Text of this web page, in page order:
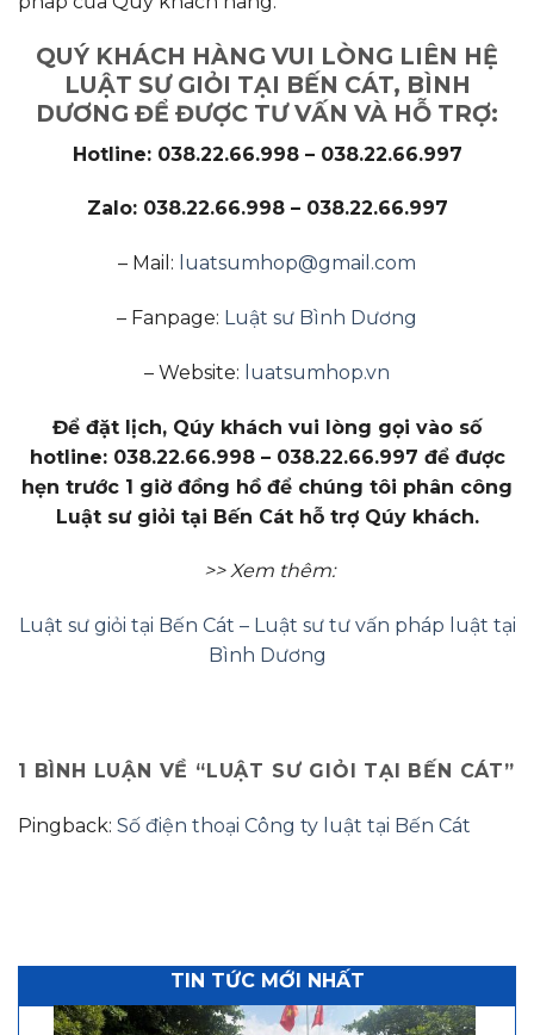
QUÝ KHÁCH HÀNG VUI LÒNG LIÊN HỆ
LUẬT SƯ GIỎI TẠI BẾN CÁT, BÌNH
DƯƠNG ĐỂ ĐƯỢC TƯ VẤN VÀ HỖ TRỢ:
Hotline: 038.22.66.998 – 038.22.66.997
Zalo: 038.22.66.998 – 038.22.66.997
– Mail: luatsumhop@gmail.com
– Fanpage: Luật sư Bình Dương
– Website: luatsumhop.vn
Để đặt lịch, Qúy khách vui lòng gọi vào số
hotline: 038.22.66.998 – 038.22.66.997 để được
hẹn trước 1 giờ đồng hồ để chúng tôi phân công
Luật sư giỏi tại Bến Cát hỗ trợ Qúy khách.
>> Xem thêm:
Luật sư giỏi tại Bến Cát – Luật sư tư vấn pháp luật tại
Bình Dương
1 BÌNH LUẬN VỀ “LUẬT SƯ GIỎI TẠI BẾN CÁT”
Pingback: Số điện thoại Công ty luật tại Bến Cát
TIN TỨC MỚI NHẤT